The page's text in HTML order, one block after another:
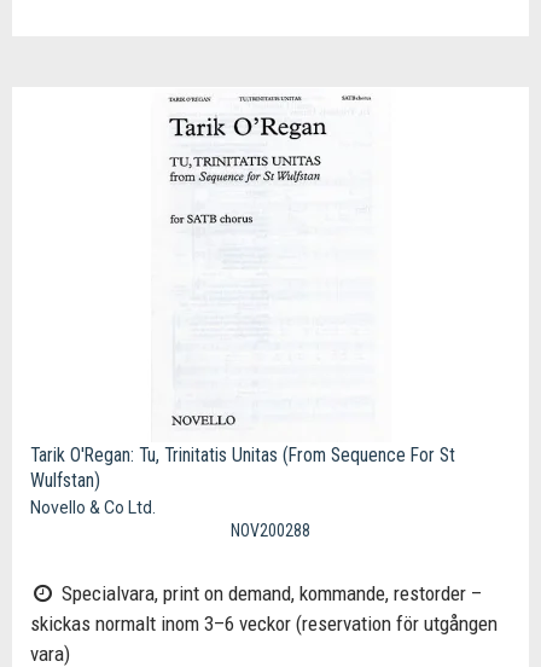
Tarik O'Regan: Tu, Trinitatis Unitas (From Sequence For St
Wulfstan)
Novello & Co Ltd.
NOV200288
Specialvara, print on demand, kommande, restorder –
skickas normalt inom 3–6 veckor (reservation för utgången
vara)